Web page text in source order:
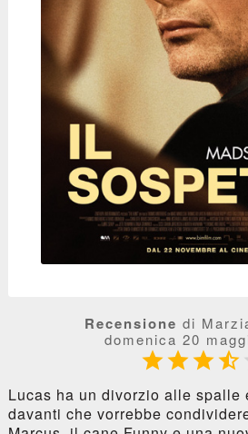
Recensione di
domenica 20

Lucas ha un divorzio alle spalle
davanti che vorrebbe